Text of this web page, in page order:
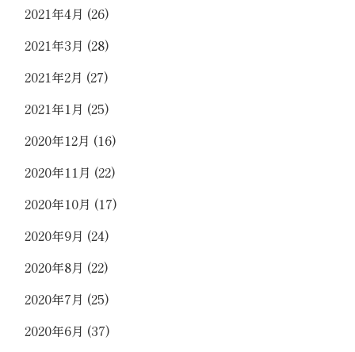
2021年4月 (26)
2021年3月 (28)
2021年2月 (27)
2021年1月 (25)
2020年12月 (16)
2020年11月 (22)
2020年10月 (17)
2020年9月 (24)
2020年8月 (22)
2020年7月 (25)
2020年6月 (37)